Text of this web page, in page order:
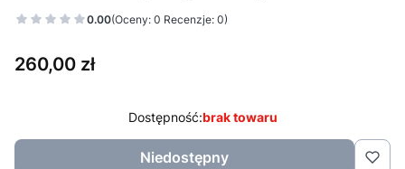
0.00(Oceny: 0 Recenzje: 0)
Cena
260,00 zł
Dostępność:brak towaru
Niedostępny